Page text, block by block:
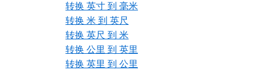
转换 英寸 到 毫米
转换 米 到 英尺
转换 英尺 到 米
转换 公里 到 英里
转换 英里 到 公里